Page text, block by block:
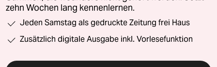
zehn Wochen lang kennenlernen.
Jeden Samstag als gedruckte Zeitung frei Haus
Zusätzlich digitale Ausgabe inkl. Vorlesefunktion